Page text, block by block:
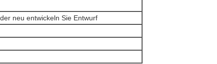
neu entwickeln Sie Entwurf